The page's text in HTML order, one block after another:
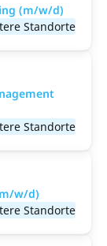
(m/w/d)
Standorte
Standorte
w/d)
Standorte